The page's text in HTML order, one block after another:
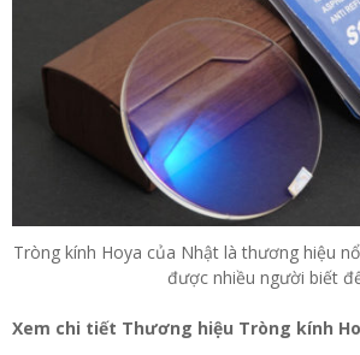
Tròng kính Hoya của Nhật là thương hiệu
được nhiều người biết
Xem chi tiết Thương hiệu Tròng kính